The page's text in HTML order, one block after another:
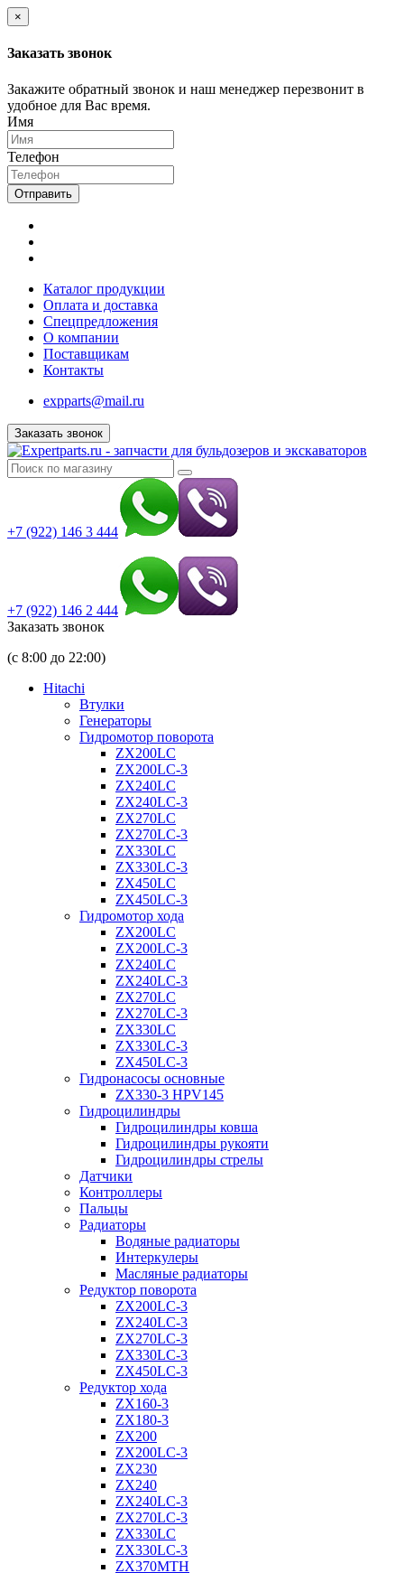
×
Заказать звонок
Закажите обратный звонок и наш менеджер перезвонит в
удобное для Вас время.
Имя
Телефон
Отправить
Каталог продукции
Оплата и доставка
Спецпредложения
О компании
Поставщикам
Контакты
expparts@mail.ru
Заказать звонок
+7 (922) 146 3 444
+7 (922) 146 2 444
Заказать звонок
(с 8:00 до 22:00)
Hitachi
Втулки
Генераторы
Гидромотор поворота
ZX200LC
ZX200LC-3
ZX240LC
ZX240LC-3
ZX270LC
ZX270LC-3
ZX330LC
ZX330LC-3
ZX450LC
ZX450LC-3
Гидромотор хода
ZX200LC
ZX200LC-3
ZX240LC
ZX240LC-3
ZX270LC
ZX270LC-3
ZX330LC
ZX330LC-3
ZX450LC-3
Гидронасосы основные
ZX330-3 HPV145
Гидроцилиндры
Гидроцилиндры ковша
Гидроцилиндры рукояти
Гидроцилиндры стрелы
Датчики
Контроллеры
Пальцы
Радиаторы
Водяные радиаторы
Интеркулеры
Масляные радиаторы
Редуктор поворота
ZX200LC-3
ZX240LC-3
ZX270LC-3
ZX330LC-3
ZX450LC-3
Редуктор хода
ZX160-3
ZX180-3
ZX200
ZX200LC-3
ZX230
ZX240
ZX240LC-3
ZX270LC-3
ZX330LC
ZX330LC-3
ZX370MTH